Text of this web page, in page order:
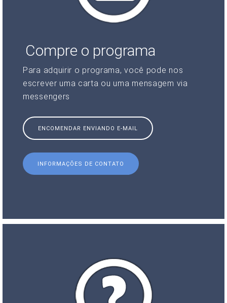
Compre o programa
Para adquirir o programa, você pode nos
escrever uma carta ou uma mensagem via
messengers
ENCOMENDAR ENVIANDO E-MAIL
INFORMAÇÕES DE CONTATO